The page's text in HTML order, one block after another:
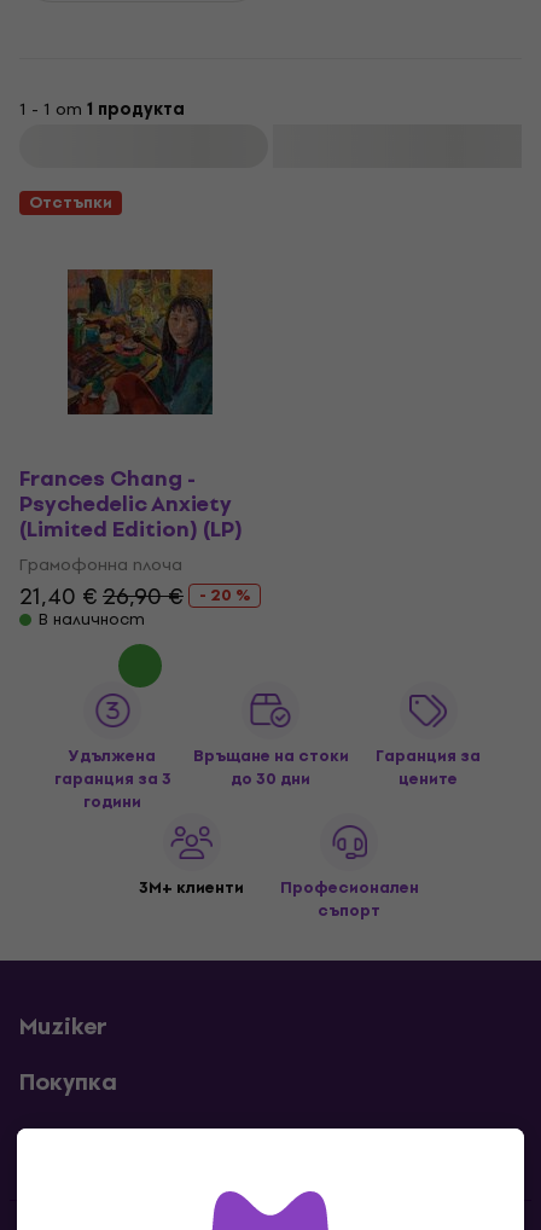
1 - 1 от 1 продукта
Отстъпки
Frances Chang -
Psychedelic Anxiety
(Limited Edition) (LP)
Грамофонна плоча
21,40 €26,90 €
- 20 %
В наличност
Удължена
гаранция за 3
години
Връщане на стоки
до 30 дни
Гаранция за
цените
3M+ клиенти
Професионален
съпорт
Muziker
Покупка
Полезни линкове